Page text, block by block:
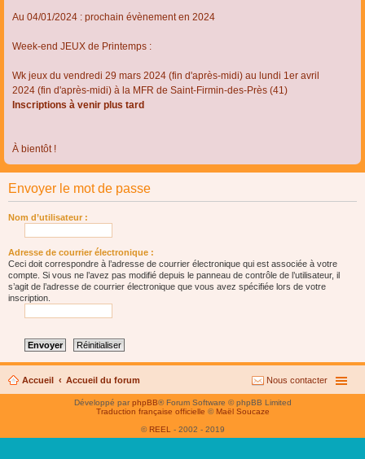
Au 04/01/2024 : prochain évènement en 2024
Week-end JEUX de Printemps :
Wk jeux du vendredi 29 mars 2024 (fin d'après-midi) au lundi 1er avril
2024 (fin d'après-midi) à la MFR de Saint-Firmin-des-Près (41)
Inscriptions à venir plus tard
À bientôt !
Envoyer le mot de passe
Nom d’utilisateur :
Adresse de courrier électronique :
Ceci doit correspondre à l’adresse de courrier électronique qui est associée à votre
compte. Si vous ne l’avez pas modifié depuis le panneau de contrôle de l’utilisateur, il
s’agit de l’adresse de courrier électronique que vous avez spécifiée lors de votre
inscription.
Accueil Accueil du forum Nous contacter
Développé parphpBB® Forum Software © phpBB Limited
Traduction française officielle © Maël Soucaze
© REEL - 2002 - 2019